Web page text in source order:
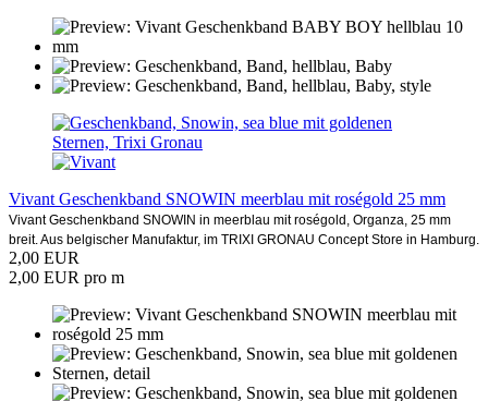
Vivant Geschenkband SNOWIN meerblau mit roségold 25 mm
Vivant Geschenkband SNOWIN in meerblau mit roségold, Organza, 25 mm
breit. Aus belgischer Manufaktur, im TRIXI GRONAU Concept Store in Hamburg.
2,00 EUR
2,00 EUR pro m